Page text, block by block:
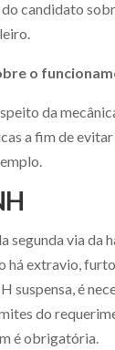
candidato
o
da
a fim de
segunda via da
há extravio,
suspensa, é
do
é obrigatória.